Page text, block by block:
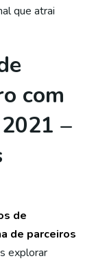
que atrai
com
–
de
de parceiros
explorar